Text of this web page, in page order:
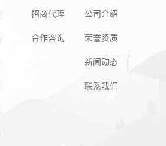
招商代理
合作咨询
公司介绍
荣誉资质
新闻动态
联系我们